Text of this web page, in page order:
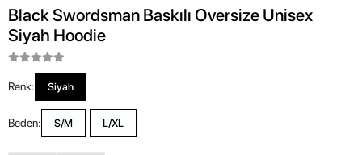
Black Swordsman Baskılı Oversize Unisex
Siyah Hoodie
Renk: Siyah
Beden: S/M L/XL